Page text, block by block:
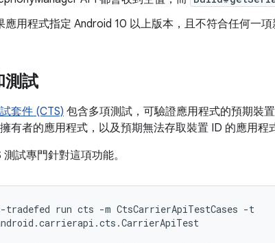
應用程式指定 Android 10 以上版本，且不符合任何一
測試
套件 (CTS) 包含多項測試，可驗證應用程式的預期裝
有者的應用程式，以及預期無法存取裝置 ID 的應用程
測試專門針對這項功能。
tradefed run cts -m CtsCarrierApiTestCases -t